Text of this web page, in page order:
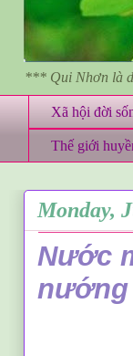
*** Qui Nhơn là
Xã hội đời
Thế giới
Monday,
Nước
nướng